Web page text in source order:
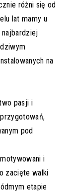
różni się od
lat mamy u
na
pasji i
pod
i
zacięte walki
etapie